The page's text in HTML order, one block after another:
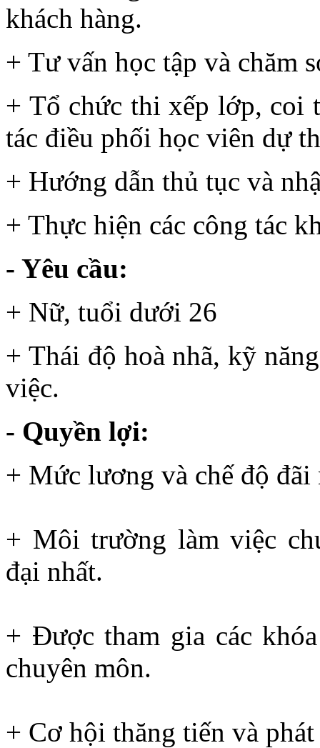
khách hàng.
+ Tư vấn học tập và chăm
+ Tổ chức thi xếp lớp, coi
tác điều phối học viên dự
+ Hướng dẫn thủ tục và
+ Thực hiện các công tác
- Yêu cầu:
+ Nữ, tuổi dưới 26
+ Thái độ hoà nhã, kỹ
việc.
- Quyền lợi:
+ Mức lương và chế độ
+ Môi trường làm việc
đại nhất.
+ Được tham gia các
chuyên môn.
+ Cơ hội thăng tiến và